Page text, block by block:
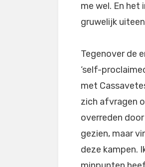
me wel. En het
gruwelijk
Tegenover de
‘self-
met
zich afvragen
overreden
gezien, maar
deze kampen.